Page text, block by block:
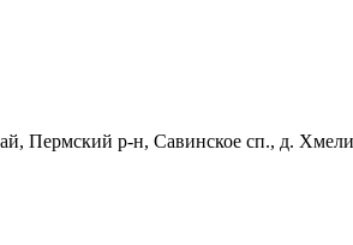
Пермский р-н, Савинское сп., д.